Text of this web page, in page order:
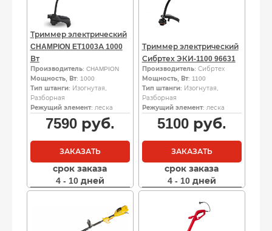
Триммер электрический
CHAMPION ET1003А 1000
Вт
Производитель: CHAMPION
Мощность, Вт: 1000
Тип штанги: Изогнутая,
Разборная
Режущий элемент: леска
7590руб.
ЗАКАЗАТЬ
срок заказа
4 - 10 дней
Триммер электрический
Сибртех ЭКИ-1100 96631
Производитель: Сибртех
Мощность, Вт: 1100
Тип штанги: Изогнутая,
Разборная
Режущий элемент: леска
5100руб.
ЗАКАЗАТЬ
срок заказа
4 - 10 дней